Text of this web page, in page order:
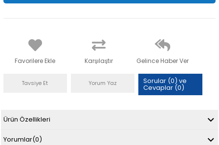
Favorilere Ekle Karşılaştır Gelince Haber Ver
Tavsiye Et Yorum Yaz Sorular (0) ve
Cevaplar (0)
Ürün Özellikleri
Yorumlar(0)